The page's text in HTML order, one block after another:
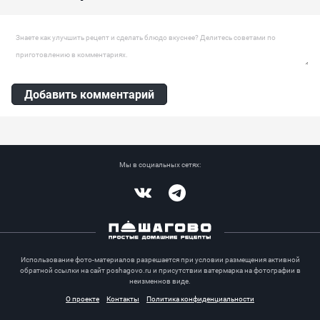
Оставить комментарий
Добавить комментарий
Мы в социальных сетях:
Использование фото-материалов разрешается при условии размещения активной
обратной ссылки на сайт poshagovo.ru и присутствии ватермарка на фотографии в
неизменнов виде.
О проекте
Контакты Политика конфиденциальности